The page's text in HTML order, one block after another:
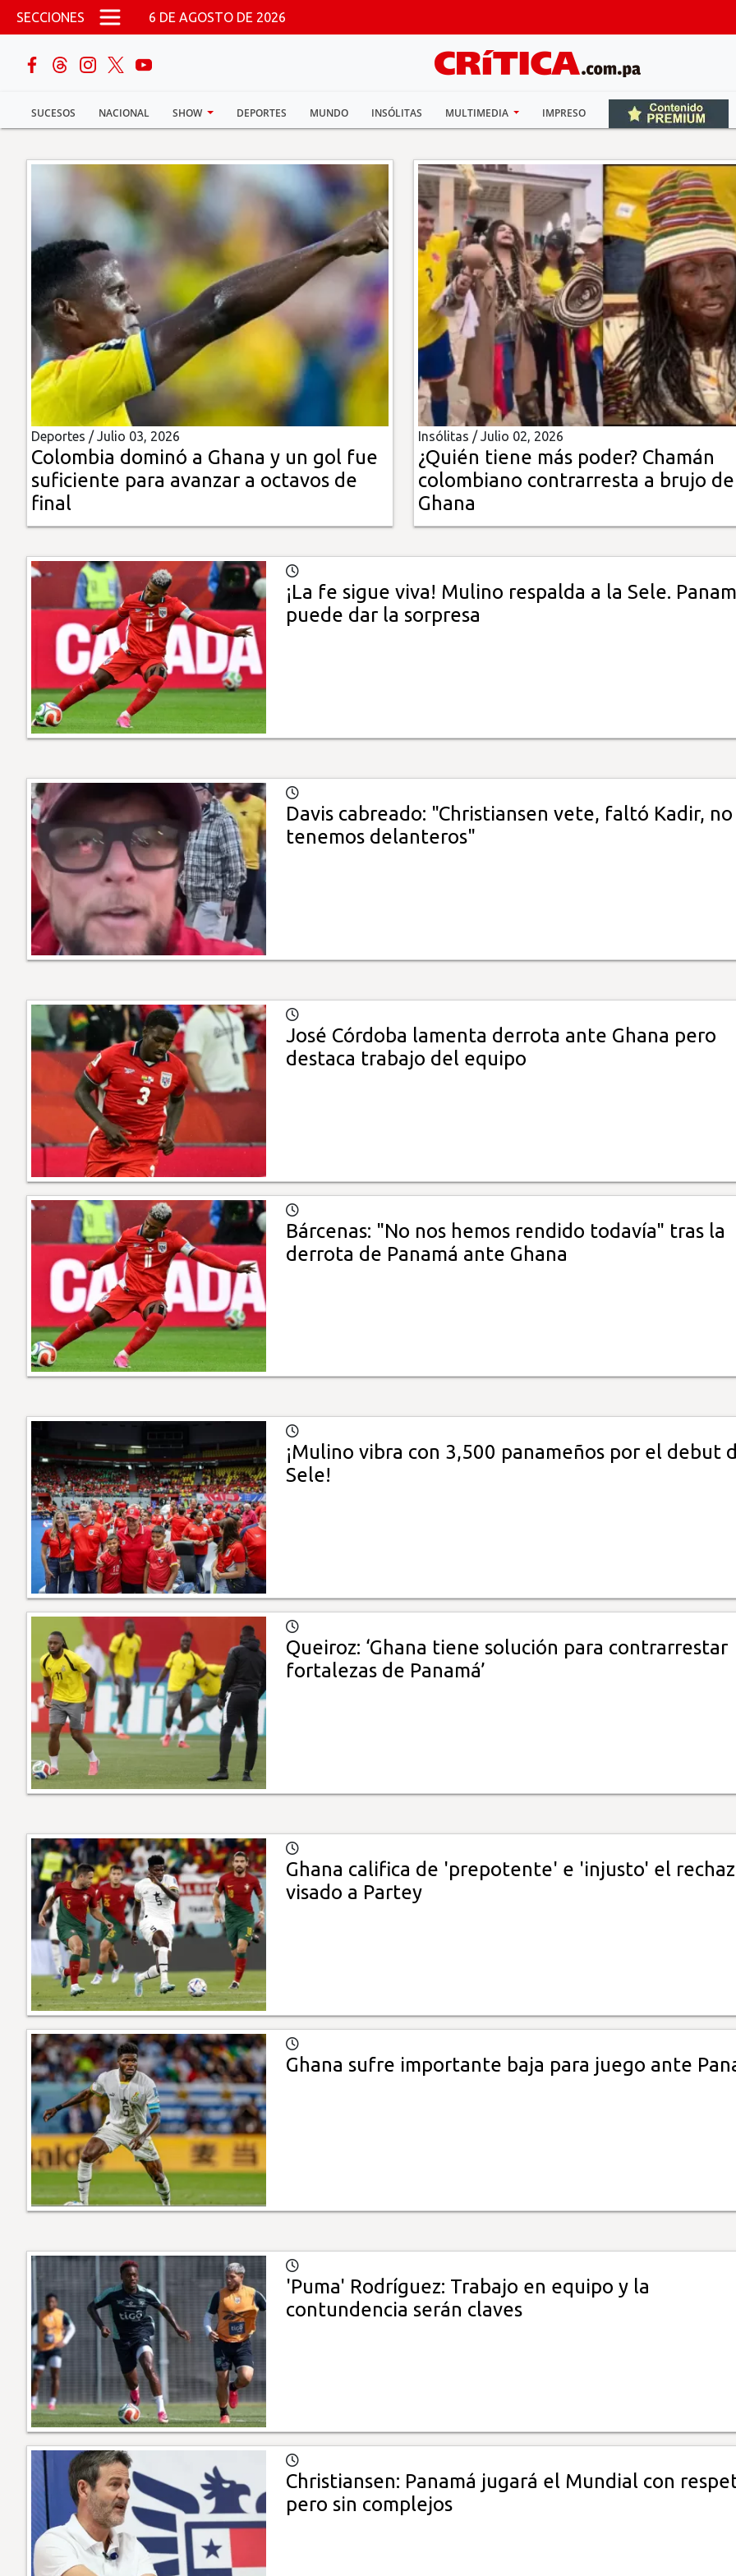
Pasar al contenido principal
SECCIONES 6 DE AGOSTO DE 2026
SUCESOS NACIONAL SHOW DEPORTES MUNDO INSÓLITAS MULTIMEDIA IMPRESO
buscar
Sucesos
Nacional
Show
Deportes
Mundo
Insólitas
Multimedia
Impreso
Deportes /Julio 03, 2026
Colombia dominó a Ghana y un gol fue
suficiente para avanzar a octavos de
final
Insólitas /Julio 02, 2026
¿Quién tiene más poder? Chamán
colombiano contrarresta a brujo de
Ghana
¡La fe sigue viva! Mulino respalda a la Sele.
puede dar la sorpresa
Davis cabreado: "Christiansen vete, faltó Kadir, no
tenemos delanteros"
José Córdoba lamenta derrota ante Ghana pero
destaca trabajo del equipo
Bárcenas: "No nos hemos rendido todavía" tras la
derrota de Panamá ante Ghana
¡Mulino vibra con 3,500 panameños por el debut
Sele!
Queiroz: ‘Ghana tiene solución para contrarrestar
fortalezas de Panamá’
Ghana califica de 'prepotente' e 'injusto' el
visado a Partey
Ghana sufre importante baja para juego ante
'Puma' Rodríguez: Trabajo en equipo y la
contundencia serán claves
Christiansen: Panamá jugará el Mundial con
pero sin complejos